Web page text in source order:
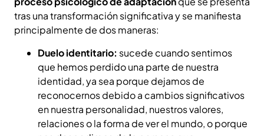
tras una transformación significativa y se manifiesta
principalmente de dos maneras:
Duelo identitario: sucede cuando sentimos
que hemos perdido una parte de nuestra
identidad, ya sea porque dejamos de
reconocernos debido a cambios significativos
en nuestra personalidad, nuestros valores,
relaciones o la forma de ver el mundo, o porque